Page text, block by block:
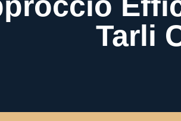
Tarli